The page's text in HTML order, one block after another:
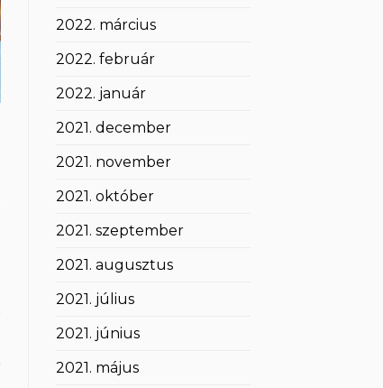
2022. március
2022. február
2022. január
2021. december
2021. november
2021. október
2021. szeptember
2021. augusztus
2021. július
2021. június
2021. május